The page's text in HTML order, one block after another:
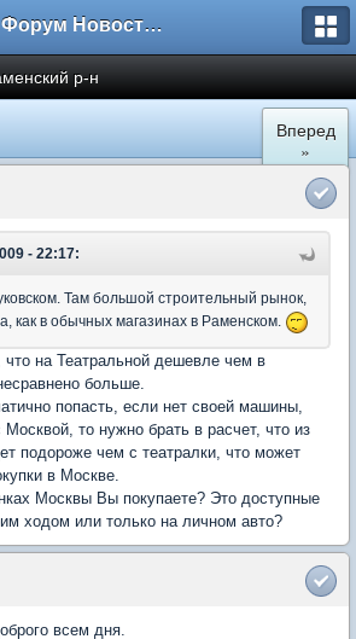
Форум Новостройки
р-н
Вперед
»
- 22:17:
Там большой строительный рынок,
как в обычных магазинах в Раменском.
что на Театральной дешевле чем в
больше.
попасть, если нет своей машины,
то нужно брать в расчет, что из
подороже чем с театралки, что может
в Москве.
Москвы Вы покупаете? Это доступные
ходом или только на личном авто?
всем дня.